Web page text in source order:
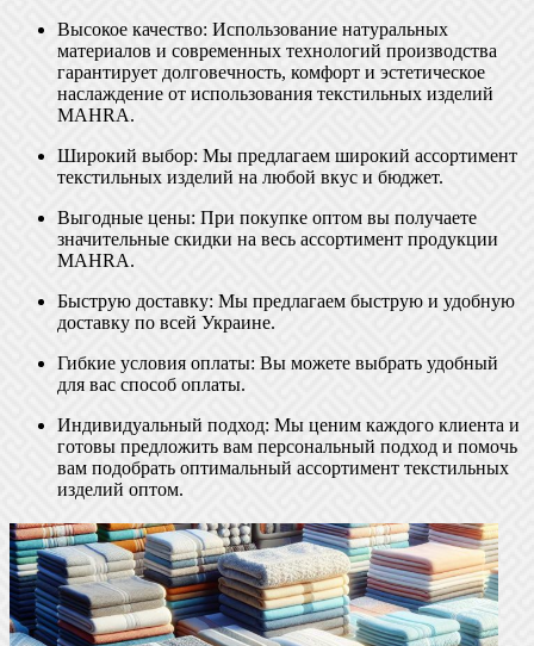
Высокое качество: Использование натуральных
материалов и современных технологий производства
гарантирует долговечность, комфорт и эстетическое
наслаждение от использования текстильных изделий
MAHRA.
Широкий выбор: Мы предлагаем широкий ассортимент
текстильных изделий на любой вкус и бюджет.
Выгодные цены: При покупке оптом вы получаете
значительные скидки на весь ассортимент продукции
MAHRA.
Быструю доставку: Мы предлагаем быструю и удобную
доставку по всей Украине.
Гибкие условия оплаты: Вы можете выбрать удобный
для вас способ оплаты.
Индивидуальный подход: Мы ценим каждого клиента и
готовы предложить вам персональный подход и помочь
вам подобрать оптимальный ассортимент текстильных
изделий оптом.